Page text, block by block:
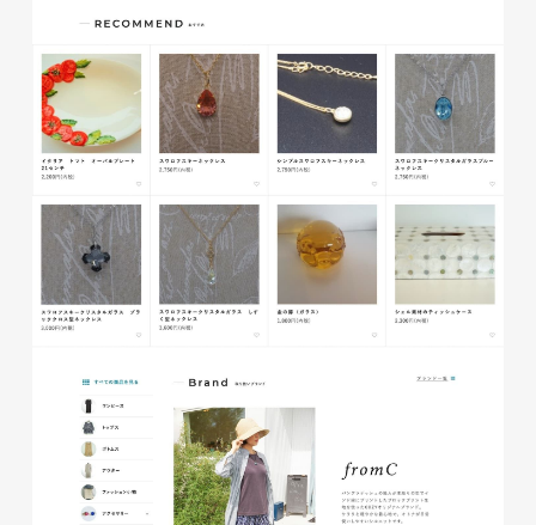
glitter8様 ECサイト制作
ECサイト
#アパレル・ファッション
#HTML/CSSコーディング
#レスポンシブWebデザイン
glitter8様 吹き出しPOP
印刷物
#アパレル・ファッション
glitter8様 チラシ
#アパレル・ファッション
glitter8様 カタログ